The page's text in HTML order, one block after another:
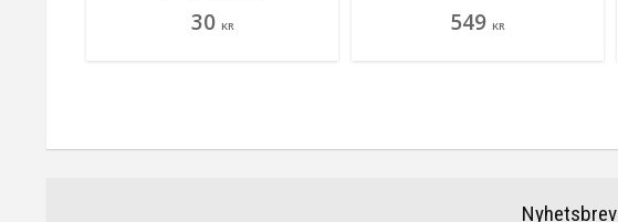
30 KR 549 KR
Nyhetsbrev